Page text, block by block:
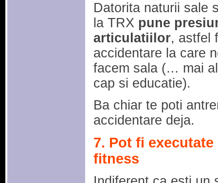
Datorita naturii sale
la TRX pune
articulatiilor, astfel
accidentare la care
facem sala (… mai
cap si educatie).
Ba chiar te poti
accidentare deja.
7. Pot fi
fitness